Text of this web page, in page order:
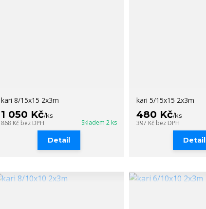
kari 8/15x15 2x3m
1 050 Kč/ks
868 Kč bez DPH Skladem 2 ks
Detail
kari 5/15x15 2x3m
480 Kč/ks
397 Kč bez DPH
Detail